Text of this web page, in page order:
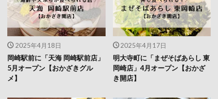
2025年4月18日
岡崎駅前に「天海 岡崎駅前店」
5月オープン【おかざきグル
メ】
2025年4月17日
明大寺町に「まぜそばあらし 東
岡崎店」4月オープン【おかざ
き開店】